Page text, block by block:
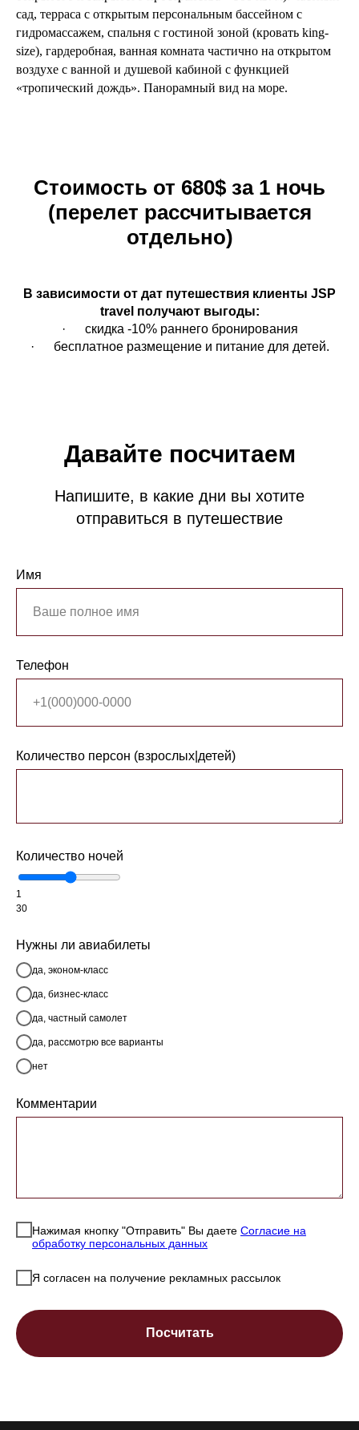
сад, терраса с открытым персональным бассейном с
гидромассажем, спальня с гостиной зоной (кровать king-
size), гардеробная, ванная комната частично на открытом
воздухе с ванной и душевой кабиной с функцией
«тропический дождь». Панорамный вид на море.
Стоимость от 680$ за 1 ночь
(перелет рассчитывается
отдельно)
В зависимости от дат путешествия клиенты JSP
travel получают выгоды:
· скидка -10% раннего бронирования
· бесплатное размещение и питание для детей.
Давайте посчитаем
Напишите, в какие дни вы хотите
отправиться в путешествие
Имя
Телефон
Количество персон (взрослых|детей)
Количество ночей
1
30
Нужны ли авиабилеты
да, эконом-класс
да, бизнес-класс
да, частный самолет
да, рассмотрю все варианты
нет
Комментарии
Нажимая кнопку "Отправить" Вы даете Согласие на
обработку персональных данных
Я согласен на получение рекламных рассылок
Посчитать